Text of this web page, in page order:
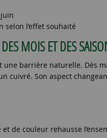
selon l’effet souhaité
MOIS ET DES
barrière naturelle. Dès
cuivré. Son aspect
de couleur rehausse